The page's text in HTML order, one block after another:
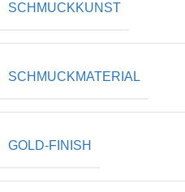
SCHMUCKKUNST
SCHMUCKMATERIAL
GOLD-FINISH